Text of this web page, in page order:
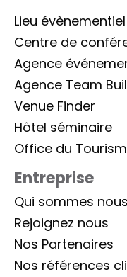
Lieu évènementiel
Centre de
Agence
Agence Team
Venue Finder
Hôtel séminaire
Office du
Entreprise
Qui sommes
Rejoignez nous
Nos Partenaires
Nos références